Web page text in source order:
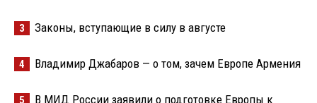
3 Законы, вступающие в силу в августе
4 Владимир Джабаров — о том, зачем Европе Армения
5
В МИД России заявили о подготовке Европы к